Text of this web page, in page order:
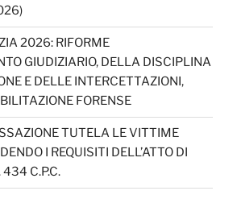
2026: RIFORME
GIUDIZIARIO, DELLA DISCIPLINA
E DELLE INTERCETTAZIONI,
FORENSE
TUTELA LE VITTIME
I REQUISITI DELL’ATTO DI
434 C.P.C.